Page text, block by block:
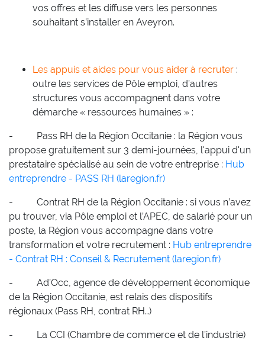
vos offres et les diffuse vers les personnes
souhaitant s’installer en Aveyron.
Les appuis et aides pour vous aider à recruter :
outre les services de Pôle emploi, d’autres
structures vous accompagnent dans votre
démarche « ressources humaines » :
- Pass RH de la Région Occitanie : la Région vous
propose gratuitement sur 3 demi-journées, l'appui d'un
prestataire spécialisé au sein de votre entreprise : Hub
entreprendre - PASS RH (laregion.fr)
- Contrat RH de la Région Occitanie : si vous n’avez
pu trouver, via Pôle emploi et l’APEC, de salarié pour un
poste, la Région vous accompagne dans votre
transformation et votre recrutement : Hub entreprendre
- Contrat RH : Conseil & Recrutement (laregion.fr)
- Ad’Occ, agence de développement économique
de la Région Occitanie, est relais des dispositifs
régionaux (Pass RH, contrat RH…)
- La CCI (Chambre de commerce et de l’industrie)